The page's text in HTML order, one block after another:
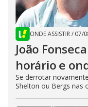
ONDE ASSISTIR/ 07/
João
horário e
Se derrotar
Shelton ou Bergs nas